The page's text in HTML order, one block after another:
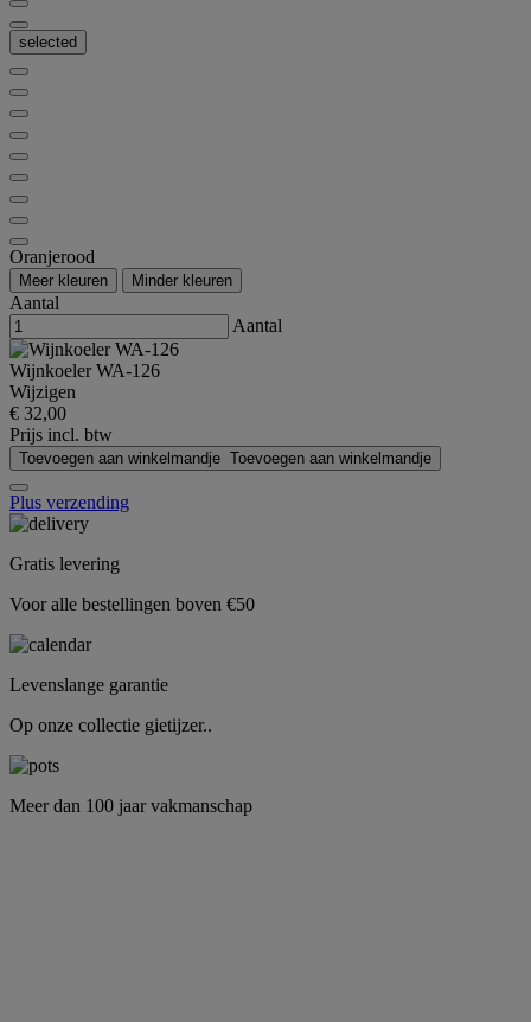
selected
Oranjerood
Meer kleuren Minder kleuren
Aantal
Aantal
Wijnkoeler WA-126
Wijzigen
€ 32,00
Prijs incl. btw
Toevoegen aan winkelmandje Toevoegen aan winkelmandje
Plus verzending
Gratis levering
Voor alle bestellingen boven €50
Levenslange garantie
Op onze collectie gietijzer..
Meer dan 100 jaar vakmanschap